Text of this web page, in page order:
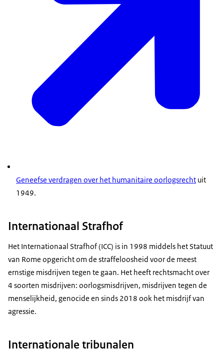
Geneefse verdragen over het humanitaire oorlogsrecht uit
1949.
Internationaal Strafhof
Het Internationaal Strafhof (ICC) is in 1998 middels het Statuut
van Rome opgericht om de straffeloosheid voor de meest
ernstige misdrijven tegen te gaan. Het heeft rechtsmacht over
4 soorten misdrijven: oorlogsmisdrijven, misdrijven tegen de
menselijkheid, genocide en sinds 2018 ook het misdrijf van
agressie.
Internationale tribunalen